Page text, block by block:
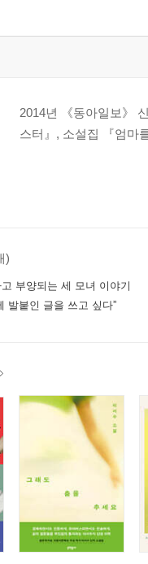
2014년 《동아일보》
스터』, 소설집 『엄마
)
부양되는 세 모녀 이야기
발붙인 글을 쓰고 싶다”